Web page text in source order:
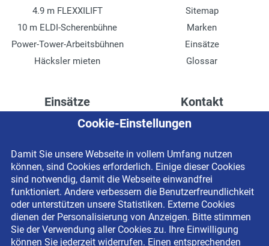
4.9 m FLEXXILIFT
10 m ELDI-Scherenbühne
Power-Tower-Arbeitsbühnen
Häcksler mieten
Sitemap
Marken
Einsätze
Glossar
Einsätze
Höhenzugang für
Drainage verlegen
Fassadenreinigung
Terrasse anlegen
Ladenbau
Kontakt
Kontaktformular
Impressum
Datenschutzerklärung
Newsletter-Anmeldung
Cookie-Einstellungen
Damit Sie unsere Webseite in vollem Umfang nutzen
können, sind Cookies erforderlich. Einige dieser Cookies
sind notwendig, damit die Webseite einwandfrei
funktioniert. Andere verbessern die Benutzerfreundlichkeit
oder unterstützen unsere Statistiken. Externe Cookies
dienen der Personalisierung von Anzeigen. Bitte stimmen
Sie der Verwendung aller Cookies zu. Ihre Einwilligung
können Sie jederzeit widerrufen. Einen entsprechenden